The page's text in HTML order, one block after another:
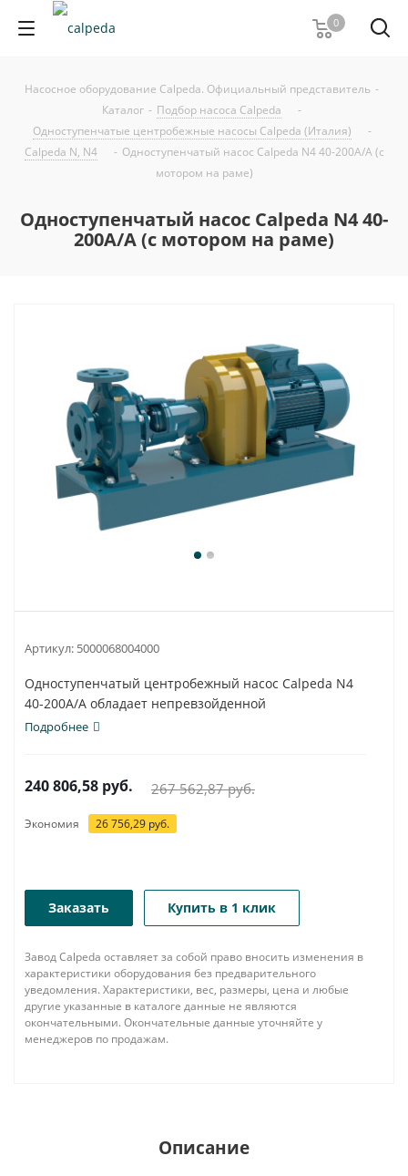
0
Насосное оборудование Calpeda. Официальный представитель -
Каталог - Подбор насоса Calpeda
-
Одноступенчатые центробежные насосы Calpeda (Италия)
-
Calpeda N, N4
- Одноступенчатый насос Calpeda N4 40-200A/A (с
мотором на раме)
Одноступенчатый насос Calpeda N4 40-
200A/A (с мотором на раме)
Артикул: 5000068004000
Одноступенчатый центробежный насос Calpeda N4
40-200A/A обладает непревзойденной
универсальностью...
Подробнее
240 806,58 руб. 267 562,87руб.
Экономия 26 756,29 руб.
Заказать Купить в 1 клик
Завод Calpeda оставляет за собой право вносить изменения в
характеристики оборудования без предварительного
уведомления. Характеристики, вес, размеры, цена и любые
другие указанные в каталоге данные не являются
окончательными. Окончательные данные уточняйте у
менеджеров по продажам.
Описание